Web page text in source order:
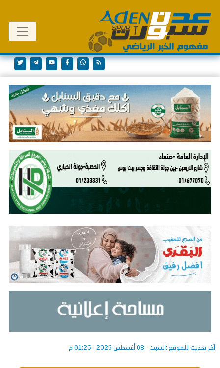
آخر تحديث للموقع : السبت - 08 أغسطس 2026 - 01:26 م